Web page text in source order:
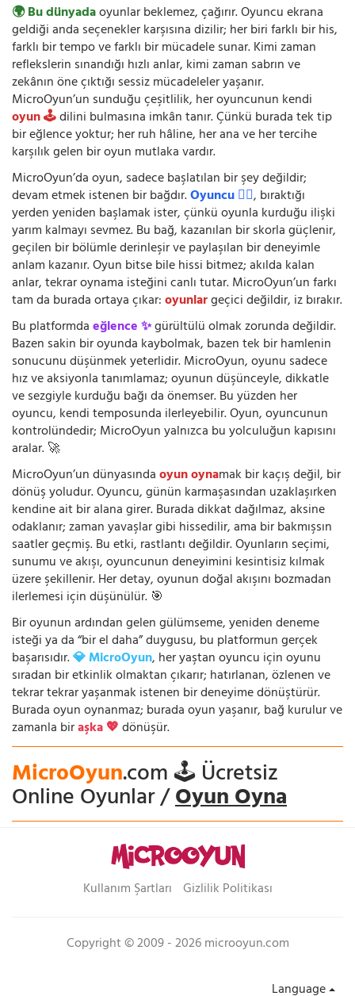
🌍 Bu dünyadaoyunlar beklemez, çağırır. Oyuncu ekrana
geldiği anda seçenekler karşısına dizilir; her biri farklı bir his,
farklı bir tempo ve farklı bir mücadele sunar. Kimi zaman
reflekslerin sınandığı hızlı anlar, kimi zaman sabrın ve
zekânın öne çıktığı sessiz mücadeleler yaşanır.
MicroOyun’un sunduğu çeşitlilik, her oyuncunun kendi
oyun 🕹️dilini bulmasına imkân tanır. Çünkü burada tek tip
bir eğlence yoktur; her ruh hâline, her ana ve her tercihe
karşılık gelen bir oyun mutlaka vardır.
MicroOyun’da oyun, sadece başlatılan bir şey değildir;
devam etmek istenen bir bağdır.Oyuncu 🧍‍♂️, bıraktığı
yerden yeniden başlamak ister, çünkü oyunla kurduğu ilişki
yarım kalmayı sevmez. Bu bağ, kazanılan bir skorla güçlenir,
geçilen bir bölümle derinleşir ve paylaşılan bir deneyimle
anlam kazanır. Oyun bitse bile hissi bitmez; akılda kalan
anlar, tekrar oynama isteğini canlı tutar. MicroOyun’un farkı
tam da burada ortaya çıkar:oyunlargeçici değildir, iz bırakır.
Bu platformdaeğlence ✨gürültülü olmak zorunda değildir.
Bazen sakin bir oyunda kaybolmak, bazen tek bir hamlenin
sonucunu düşünmek yeterlidir. MicroOyun, oyunu sadece
hız ve aksiyonla tanımlamaz; oyunun düşünceyle, dikkatle
ve sezgiyle kurduğu bağı da önemser. Bu yüzden her
oyuncu, kendi temposunda ilerleyebilir. Oyun, oyuncunun
kontrolündedir; MicroOyun yalnızca bu yolculuğun kapısını
aralar. 🚀
MicroOyun’un dünyasındaoyun oynamak bir kaçış değil, bir
dönüş yoludur. Oyuncu, günün karmaşasından uzaklaşırken
kendine ait bir alana girer. Burada dikkat dağılmaz, aksine
odaklanır; zaman yavaşlar gibi hissedilir, ama bir bakmışsın
saatler geçmiş. Bu etki, rastlantı değildir. Oyunların seçimi,
sunumu ve akışı, oyuncunun deneyimini kesintisiz kılmak
üzere şekillenir. Her detay, oyunun doğal akışını bozmadan
ilerlemesi için düşünülür. 🎯
Bir oyunun ardından gelen gülümseme, yeniden deneme
isteği ya da “bir el daha” duygusu, bu platformun gerçek
başarısıdır.💎 MicroOyun, her yaştan oyuncu için oyunu
sıradan bir etkinlik olmaktan çıkarır; hatırlanan, özlenen ve
tekrar tekrar yaşanmak istenen bir deneyime dönüştürür.
Burada oyun oynanmaz; burada oyun yaşanır, bağ kurulur ve
zamanla biraşka 💖dönüşür.
MicroOyun.com 🕹️ Ücretsiz
Online Oyunlar /Oyun Oyna
Kullanım Şartları Gizlilik Politikası
Copyright © 2009 - 2026 microoyun.com
Language